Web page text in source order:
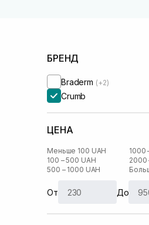
БРЕНД
Braderm (+2)
Crumb
ЦЕНА
Меньше 100 UAH
100 – 500 UAH
500 – 1000 UAH
1000
2000
От До